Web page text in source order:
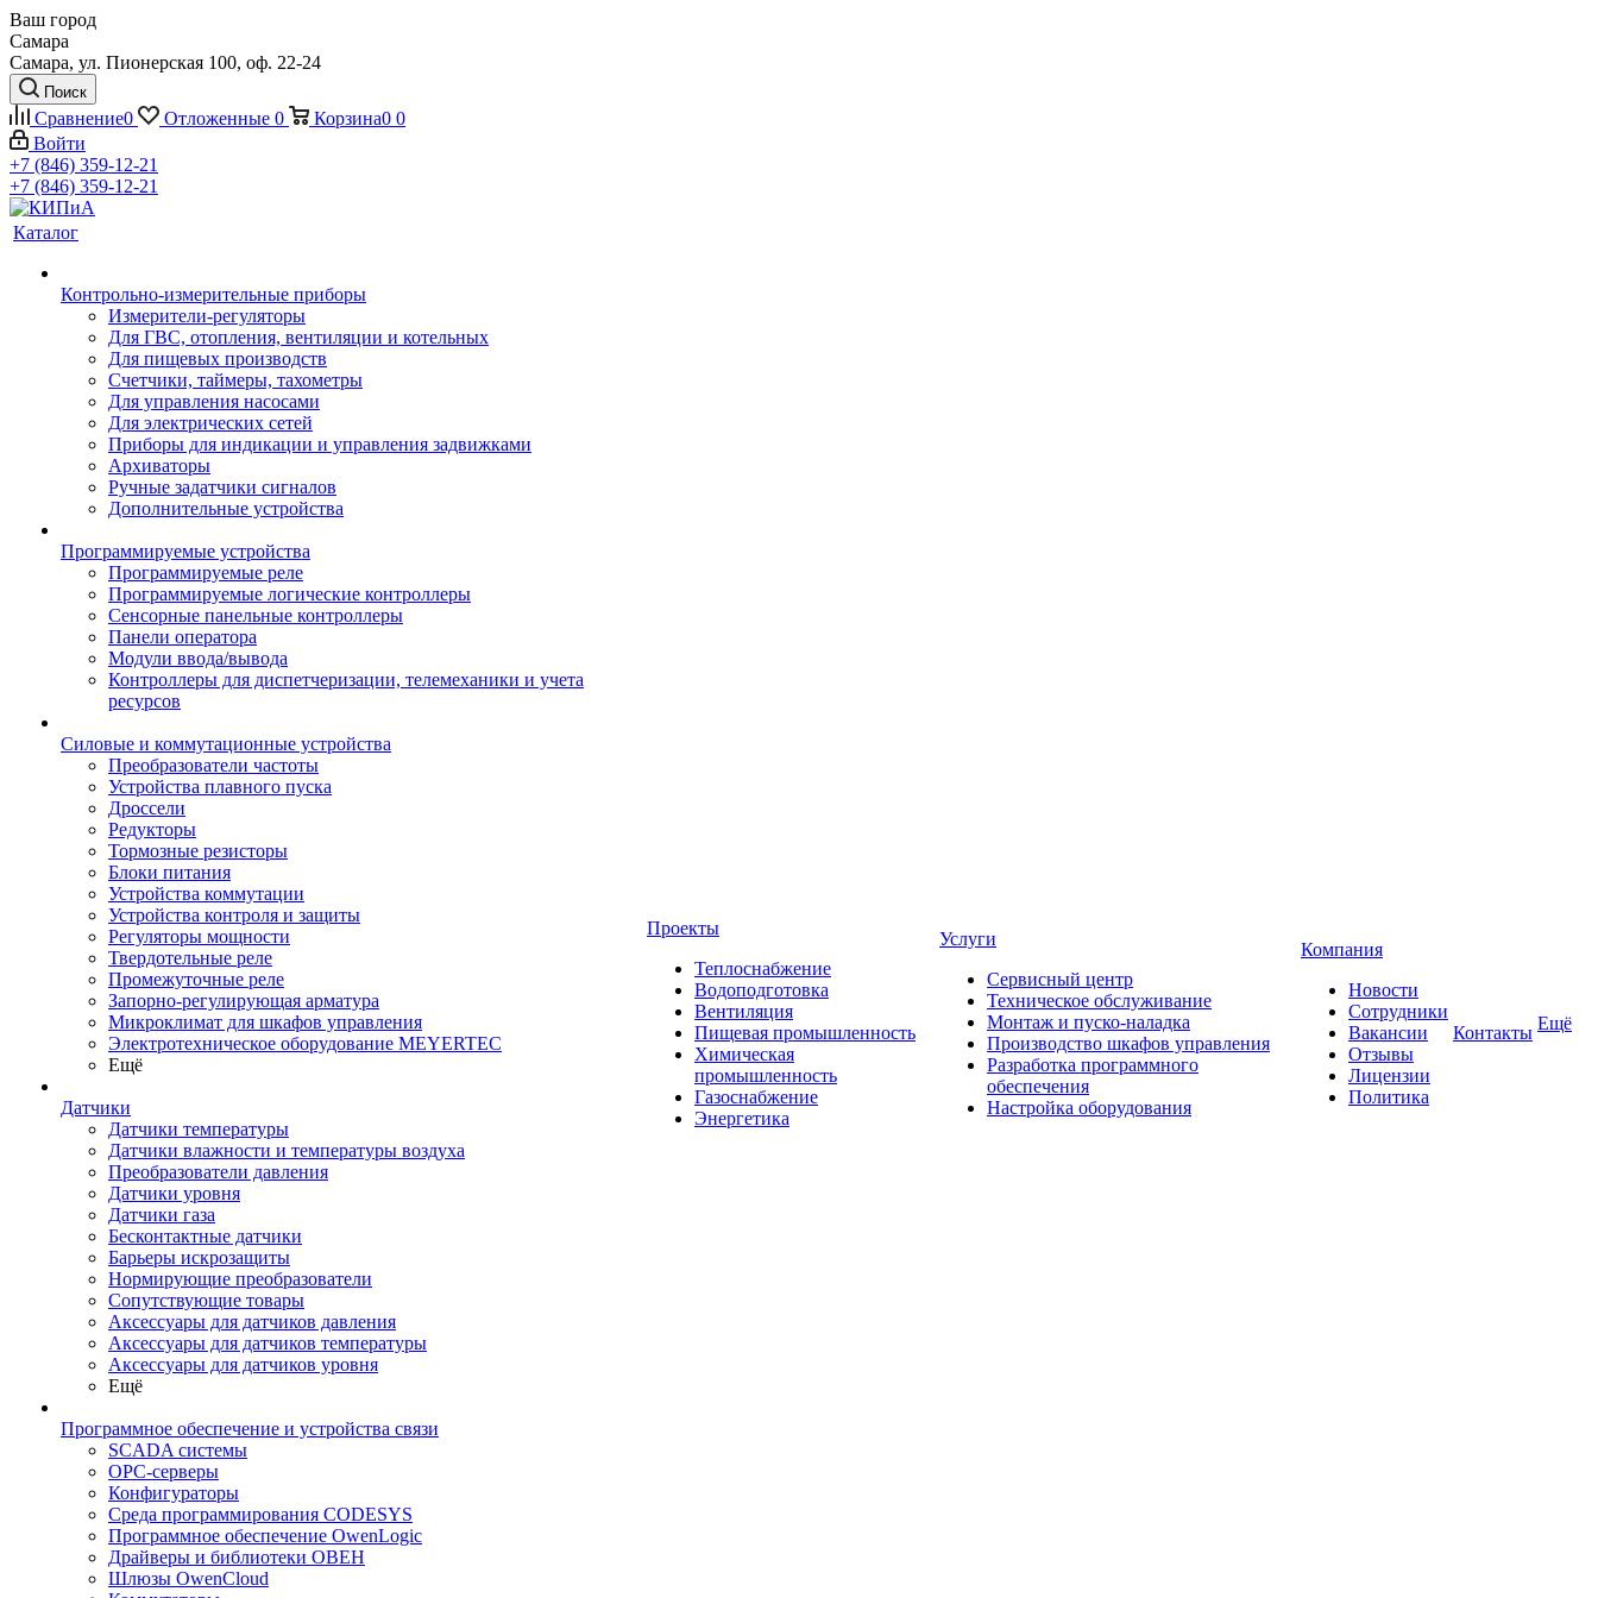
Ваш город
Самара
Самара, ул. Пионерская 100, оф. 22-24
Поиск
Сравнение0 Отложенные 0 Корзина0 0
Войти
+7 (846) 359-12-21
+7 (846) 359-12-21
Каталог
Контрольно-измерительные приборы
Измерители-регуляторы
Для ГВС, отопления, вентиляции и котельных
Для пищевых производств
Счетчики, таймеры, тахометры
Для управления насосами
Для электрических сетей
Приборы для индикации и управления задвижками
Архиваторы
Ручные задатчики сигналов
Дополнительные устройства
Программируемые устройства
Программируемые реле
Программируемые логические контроллеры
Сенсорные панельные контроллеры
Панели оператора
Модули ввода/вывода
Контроллеры для диспетчеризации, телемеханики и учета
ресурсов
Силовые и коммутационные устройства
Преобразователи частоты
Устройства плавного пуска
Дроссели
Редукторы
Тормозные резисторы
Блоки питания
Устройства коммутации
Устройства контроля и защиты
Регуляторы мощности
Твердотельные реле
Промежуточные реле
Запорно-регулирующая арматура
Микроклимат для шкафов управления
Электротехническое оборудование MEYERTEC
Ещё
Датчики
Датчики температуры
Датчики влажности и температуры воздуха
Преобразователи давления
Датчики уровня
Датчики газа
Бесконтактные датчики
Барьеры искрозащиты
Нормирующие преобразователи
Сопутствующие товары
Аксессуары для датчиков давления
Аксессуары для датчиков температуры
Аксессуары для датчиков уровня
Ещё
Программное обеспечение и устройства связи
SCADA системы
OPC-серверы
Конфигураторы
Среда программирования CODESYS
Программное обеспечение OwenLogic
Драйверы и библиотеки ОВЕН
Шлюзы OwenCloud
Проекты
Теплоснабжение
Водоподготовка
Вентиляция
Пищевая промышленность
Химическая
промышленность
Газоснабжение
Энергетика
Услуги
Сервисный центр
Техническое обслуживание
Монтаж и пуско-наладка
Производство шкафов управления
Разработка программного
обеспечения
Настройка оборудования
Компания
Новости
Сотрудники
Вакансии
Отзывы
Лицензии
Политика
Контакты Ещё